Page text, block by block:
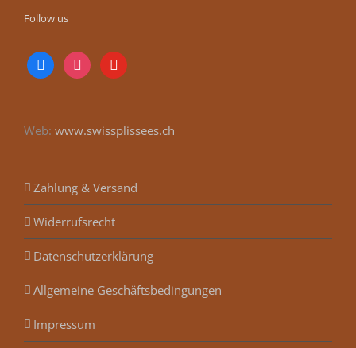
Follow us
facebookinstagramyoutube
Web: www.swissplissees.ch
Zahlung & Versand
Widerrufsrecht
Datenschutzerklärung
Allgemeine Geschäftsbedingungen
Impressum